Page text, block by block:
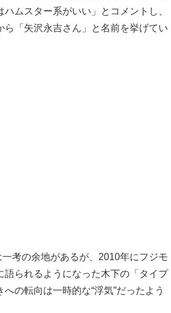
ムスター系がいい」とコメントし、
ら「矢沢永吉さん」と名前を挙げてい
考の余地があるが、2010年にフジモ
られるようになった木下の「タイプ
の転向は一時的な“浮気”だったよう